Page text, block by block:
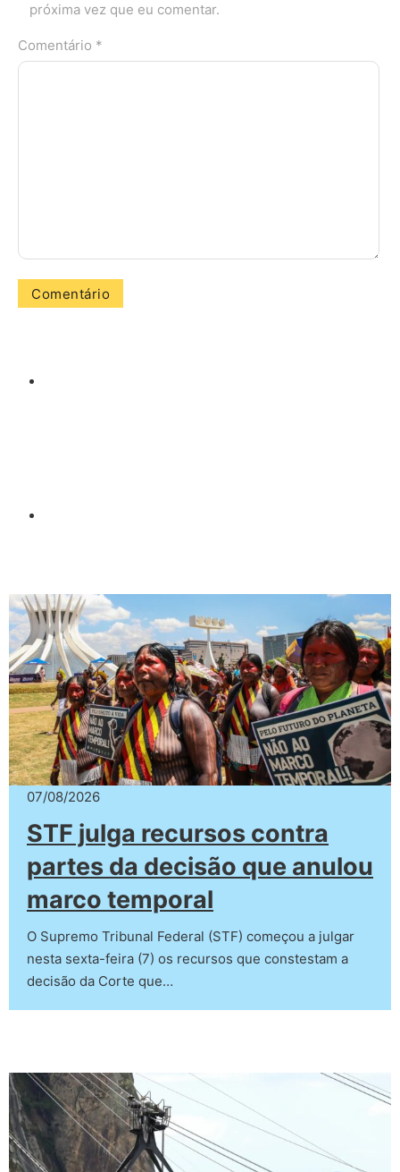
próxima vez que eu comentar.
Comentário *
07/08/2026
STF julga recursos contra
partes da decisão que anulou
marco temporal
O Supremo Tribunal Federal (STF) começou a julgar
nesta sexta-feira (7) os recursos que constestam a
decisão da Corte que…